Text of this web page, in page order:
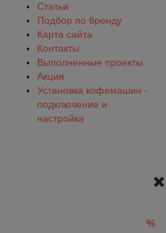
Статьи
Подбор по бренду
Карта сайта
Контакты
Выполненные проекты
Акция
Установка кофемашин -
подключение и
настройка
%